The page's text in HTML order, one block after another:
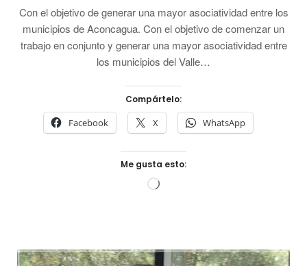
Con el objetivo de generar una mayor asociatividad entre los
municipios de Aconcagua. Con el objetivo de comenzar un
trabajo en conjunto y generar una mayor asociatividad entre
los municipios del Valle…
Compártelo:
Facebook X WhatsApp
Me gusta esto:
Cargando...